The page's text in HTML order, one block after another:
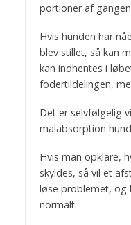
portioner af
Hvis hunden har
blev stillet, så kan
kan indhentes i
fodertildelingen,
Det er selvfølgelig
malabsorption
Hvis man opklare,
skyldes, så vil et
løse problemet, og
normalt.